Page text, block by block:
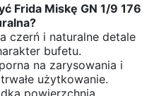
Frida Miskę GN 1/9 176
czerń i naturalne detale
bufetu.
na zarysowania i
użytkowanie.
powierzchnia